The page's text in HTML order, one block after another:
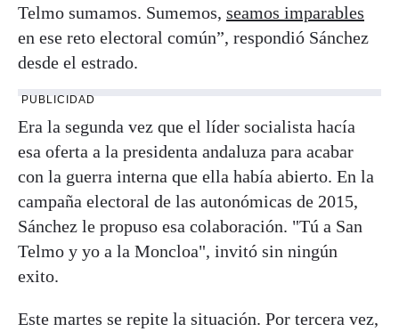
Telmo sumamos. Sumemos, seamos imparables
en ese reto electoral común”, respondió Sánchez
desde el estrado.
PUBLICIDAD
Era la segunda vez que el líder socialista hacía
esa oferta a la presidenta andaluza para acabar
con la guerra interna que ella había abierto. En la
campaña electoral de las autonómicas de 2015,
Sánchez le propuso esa colaboración. "Tú a San
Telmo y yo a la Moncloa", invitó sin ningún
exito.
Este martes se repite la situación. Por tercera vez,